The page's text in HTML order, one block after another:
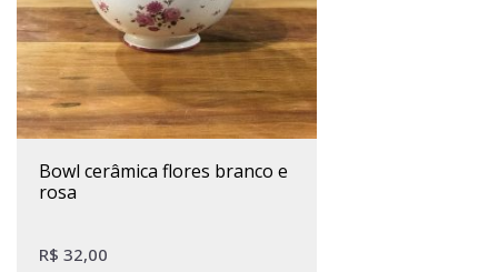
bowl cerâmica flores branco e
rosa
R$ 32,00